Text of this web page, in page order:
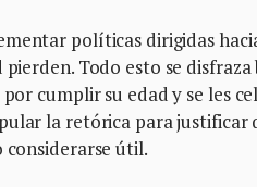
políticas dirigidas
Todo esto se
cumplir su edad y se les
la retórica para justificar
útil.